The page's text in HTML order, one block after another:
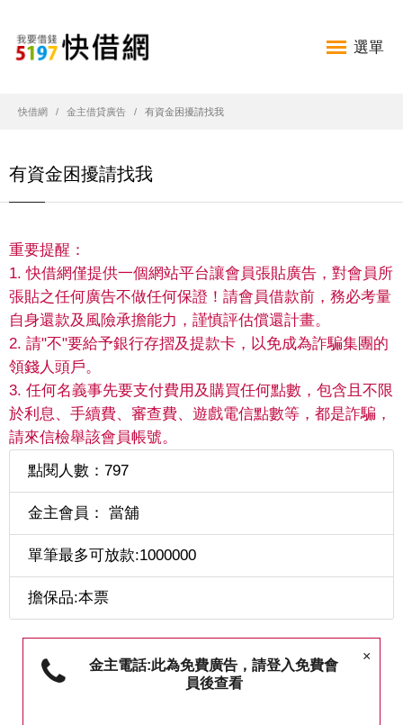
選單
快借網 金主借貸廣告 有資金困擾請找我
有資金困擾請找我
重要提醒：
1. 快借網僅提供一個網站平台讓會員張貼廣告，對會員所
張貼之任何廣告不做任何保證！請會員借款前，務必考量
自身還款及風險承擔能力，謹慎評估償還計畫。
2. 請"不"要給予銀行存摺及提款卡，以免成為詐騙集團的
領錢人頭戶。
3. 任何名義事先要支付費用及購買任何點數，包含且不限
於利息、手續費、審查費、遊戲電信點數等，都是詐騙，
請來信檢舉該會員帳號。
點閱人數：797
金主會員： 當舖
單筆最多可放款:1000000
擔保品:本票
×
金主電話:此為免費廣告，請登入免費會
員後查看